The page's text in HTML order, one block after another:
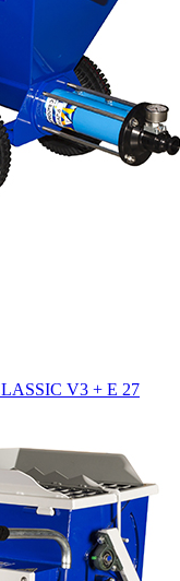
V3 + E 27